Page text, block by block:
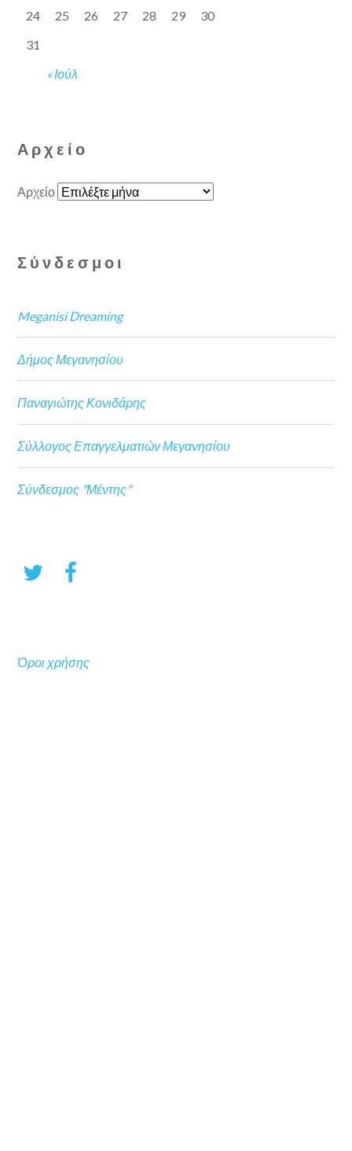
« Ιούλ
24
25 26 27 28 29
30
31
Αρχείο
Αρχείο
Σύνδεσμοι
Meganisi Dreaming
Δήμος Μεγανησίου
Παναγιώτης Κονιδάρης
Σύλλογος Επαγγελματιών Μεγανησίου
Σύνδεσμος "Μέντης"
Όροι χρήσης